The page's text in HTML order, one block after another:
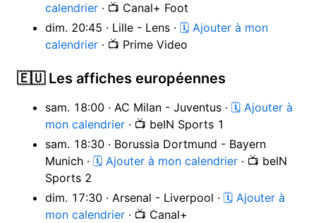
calendrier · 📺 Canal+ Foot
dim. 20:45 · Lille - Lens · 🗓 Ajouter à mon
calendrier · 📺 Prime Video
🇪🇺 Les affiches européennes
sam. 18:00 · AC Milan - Juventus · 🗓 Ajouter à
mon calendrier · 📺 beIN Sports 1
sam. 18:30 · Borussia Dortmund - Bayern
Munich · 🗓 Ajouter à mon calendrier · 📺 beIN
Sports 2
dim. 17:30 · Arsenal - Liverpool · 🗓 Ajouter à
mon calendrier · 📺 Canal+